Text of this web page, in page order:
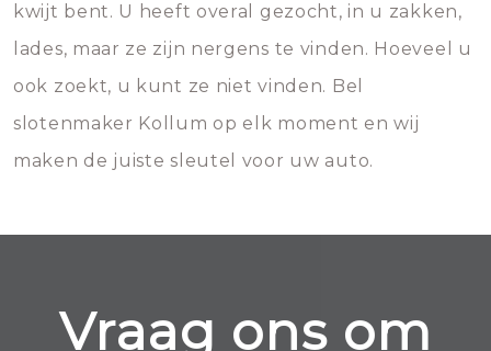
kwijt bent. U heeft overal gezocht, in u zakken,
lades, maar ze zijn nergens te vinden. Hoeveel u
ook zoekt, u kunt ze niet vinden. Bel
slotenmaker Kollum op elk moment en wij
maken de juiste sleutel voor uw auto.
Vraag ons om